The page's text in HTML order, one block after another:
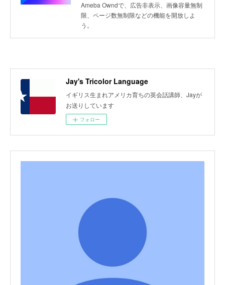
Ameba Owndで、広告非表示、画像容量無制
限、ページ数無制限などの機能を開放しよ
う。
Jay's Tricolor Language
イギリス生まれアメリカ育ちの英会話講師、Jayが
お送りしています
フォロー